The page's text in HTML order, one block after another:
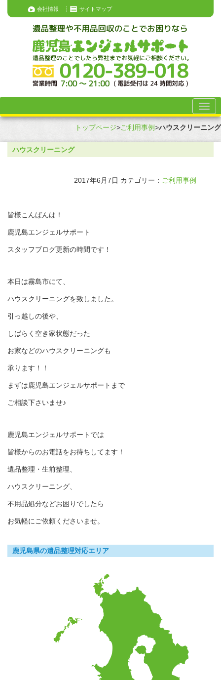
会社情報 サイトマップ
トップページ>ご利用事例>ハウスクリーニング
ハウスクリーニング
2017年6月7日 カテゴリー： ご利用事例
皆様こんばんは！
鹿児島エンジェルサポート
スタッフブログ更新の時間です！
本日は霧島市にて、
ハウスクリーニングを致しました。
引っ越しの後や、
しばらく空き家状態だった
お家などのハウスクリーニングも
承ります！！
まずは鹿児島エンジェルサポートまで
ご相談下さいませ♪
鹿児島エンジェルサポートでは
皆様からのお電話をお待ちしてます！
遺品整理・生前整理、
ハウスクリーニング、
不用品処分などお困りでしたら
お気軽にご依頼くださいませ。
鹿児島県の遺品整理対応エリア